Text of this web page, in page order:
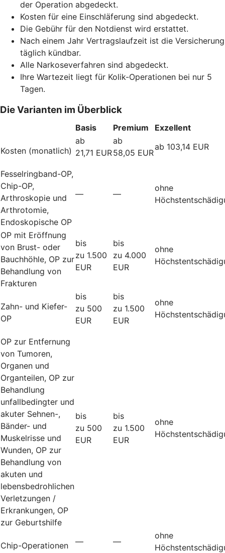
der Operation abgedeckt.
Kosten für eine Einschläferung sind abgedeckt.
Die Gebühr für den Notdienst wird erstattet.
Nach einem Jahr Vertragslaufzeit ist die Versicherung
täglich kündbar.
Alle Narkoseverfahren sind abgedeckt.
Ihre Wartezeit liegt für Kolik-Operationen bei nur 5
Tagen.
Die Varianten im Überblick
Basis Premium Exzellent
Kosten (monatlich)
ab
21,71 EUR
ab
58,05 EUR
ab 103,14 EUR
Fesselringband-OP,
Chip-OP,
Arthroskopie und
Arthrotomie,
Endoskopische OP
— —
ohne
OP mit Eröffnung
von Brust- oder
Bauchhöhle, OP zur
Behandlung von
Frakturen
bis
zu 1.500
EUR
bis
zu 4.000
EUR
ohne
Zahn- und Kiefer-
OP
bis
zu 500
EUR
bis
zu 1.500
EUR
ohne
OP zur Entfernung
von Tumoren,
Organen und
Organteilen, OP zur
Behandlung
unfallbedingter und
akuter Sehnen-,
Bänder- und
Muskelrisse und
Wunden, OP zur
Behandlung von
akuten und
lebensbedrohlichen
Verletzungen /
Erkrankungen, OP
zur Geburtshilfe
bis
zu 500
EUR
bis
zu 1.500
EUR
ohne
Chip-Operationen — —
ohne